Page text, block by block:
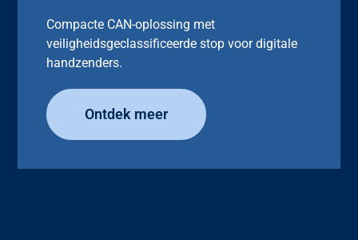
Compacte CAN-oplossing met
veiligheidsgeclassificeerde stop voor digitale
handzenders.
Ontdek meer